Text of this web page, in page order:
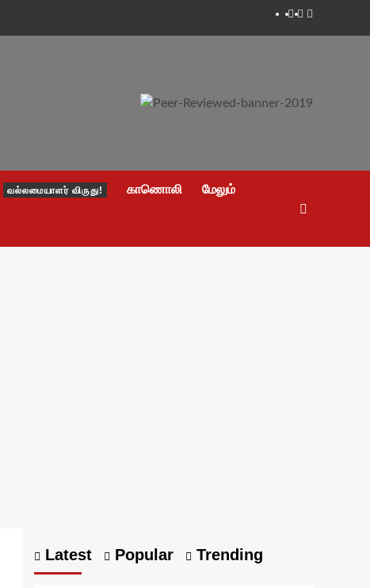
Facebook
Twitter
Youtube
வல்லமையாளர் விருது! காணொலி மேலும்
Latest Popular Trending